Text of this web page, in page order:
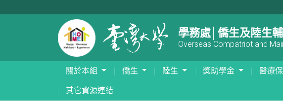
學務處│僑生及陸生
Overseas Compatriot and
關於本組 僑生 陸生 獎助學金 醫療
其它資源連結